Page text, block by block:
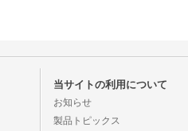
当サイトの利用について
お知らせ
製品トピックス